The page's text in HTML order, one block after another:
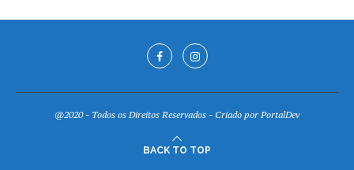
@2020 - Todos os Direitos Reservados - Criado por PortalDev
BACK TO TOP